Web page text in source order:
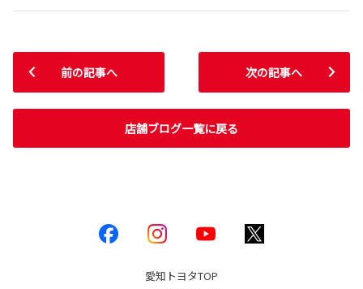
前の記事へ
店舗ブログ一覧に戻る
次の記事へ
愛知トヨタTOP